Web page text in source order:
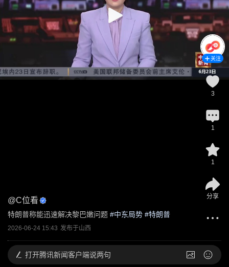
@C位看
特朗普称能迅速解决黎巴嫩问题 #中东局势 #特朗普
2026-06-24 15:43 发布于山西
关注
3
1
1
分享
打开腾讯新闻客户端说两句